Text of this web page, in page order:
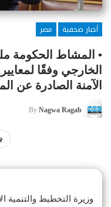
أخبار صحفية
مصر
• المشاط الحكومة
الخارجي وفقًا
الآمنة الصادرة عن
By Nagwa Ragab
وزيرة التخطيط والتنمية